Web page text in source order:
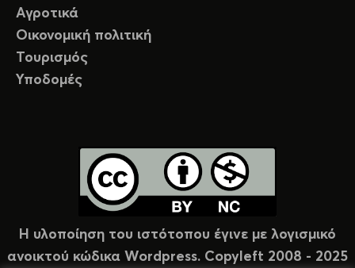
Αγροτικά
Οικονομική πολιτική
Τουρισμός
Υποδομές
Η υλοποίηση του ιστότοπου έγινε με λογισμικό
ανοικτού κώδικα Wordpress. Copyleft 2008 - 2025